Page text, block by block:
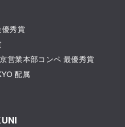
秀賞
営業本部コンペ 最優秀賞
配属